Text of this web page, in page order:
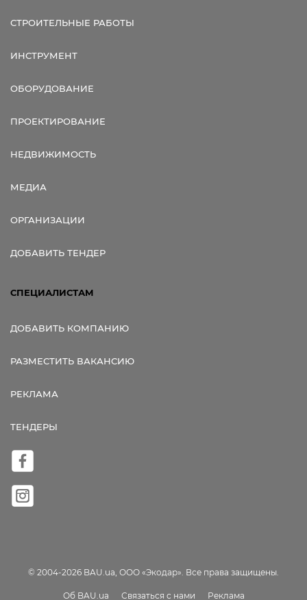
СТРОИТЕЛЬНЫЕ РАБОТЫ
ИНСТРУМЕНТ
ОБОРУДОВАНИЕ
ПРОЕКТИРОВАНИЕ
НЕДВИЖИМОСТЬ
МЕДИА
ОРГАНИЗАЦИИ
ДОБАВИТЬ ТЕНДЕР
СПЕЦИАЛИСТАМ
ДОБАВИТЬ КОМПАНИЮ
РАЗМЕСТИТЬ ВАКАНСИЮ
РЕКЛАМА
ТЕНДЕРЫ
© 2004-2026 BAU.ua, ООО «Экодар». Все права защищены.
Об BAU.ua Связаться с нами Реклама